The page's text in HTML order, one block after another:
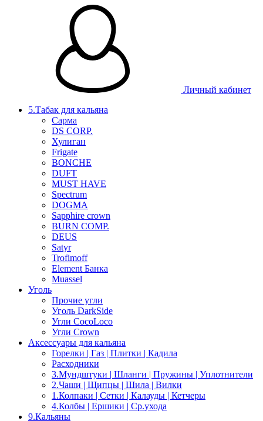
Личный кабинет
5.Табак для кальяна
Сарма
DS CORP.
Хулиган
Frigate
BONCHE
DUFT
MUST HAVE
Spectrum
DOGMA
Sapphire crown
BURN COMP.
DEUS
Satyr
Trofimoff
Element Банка
Muassel
Уголь
Прочие угли
Уголь DarkSide
Угли CocoLoco
Угли Crown
Аксессуары для кальяна
Горелки | Газ | Плитки | Кадила
Расходники
3.Мундштуки | Шланги | Пружины | Уплотнители
2.Чаши | Щипцы | Шила | Вилки
1.Колпаки | Сетки | Калауды | Кетчеры
4.Колбы | Ершики | Cр.ухода
9.Кальяны